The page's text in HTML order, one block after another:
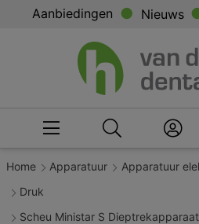
Aanbiedingen Nieuws
Home Apparatuur Apparatuur
Druk
Scheu Ministar S